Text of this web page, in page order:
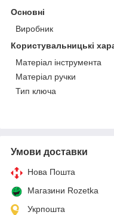
Основні
Виробник
Користувальницькі
Матеріал інструмента
Матеріал ручки
Тип ключа
Умови доставки
Нова Пошта
Магазини Rozetka
Укрпошта